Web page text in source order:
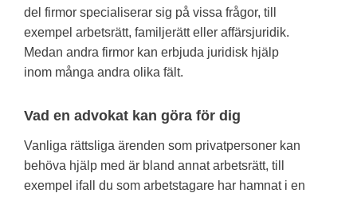
del firmor specialiserar sig på vissa frågor, till
exempel arbetsrätt, familjerätt eller affärsjuridik.
Medan andra firmor kan erbjuda juridisk hjälp
inom många andra olika fält.
Vad en advokat kan göra för dig
Vanliga rättsliga ärenden som privatpersoner kan
behöva hjälp med är bland annat arbetsrätt, till
exempel ifall du som arbetstagare har hamnat i en